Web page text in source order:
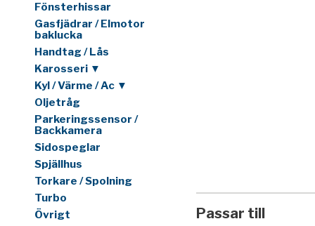
Fönsterhissar
Gasfjädrar / Elmotor
baklucka
Handtag / Lås
Karosseri ▼
Kyl / Värme / Ac ▼
Oljetråg
Parkeringssensor /
Backkamera
Sidospeglar
Spjällhus
Torkare / Spolning
Turbo
Övrigt
Passar till